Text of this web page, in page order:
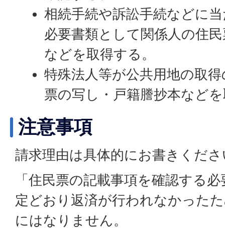
相続手続や訴訟手続などに
必要書類として関係人の住
などを取得する。
特殊法人等が公共用地の取
票の写し・戸籍謄抄本など
注意事項
請求理由は具体的にお書きくだ
「住民票の記載事項を確認する
定どおり返済が行われなかった
にはなりません。